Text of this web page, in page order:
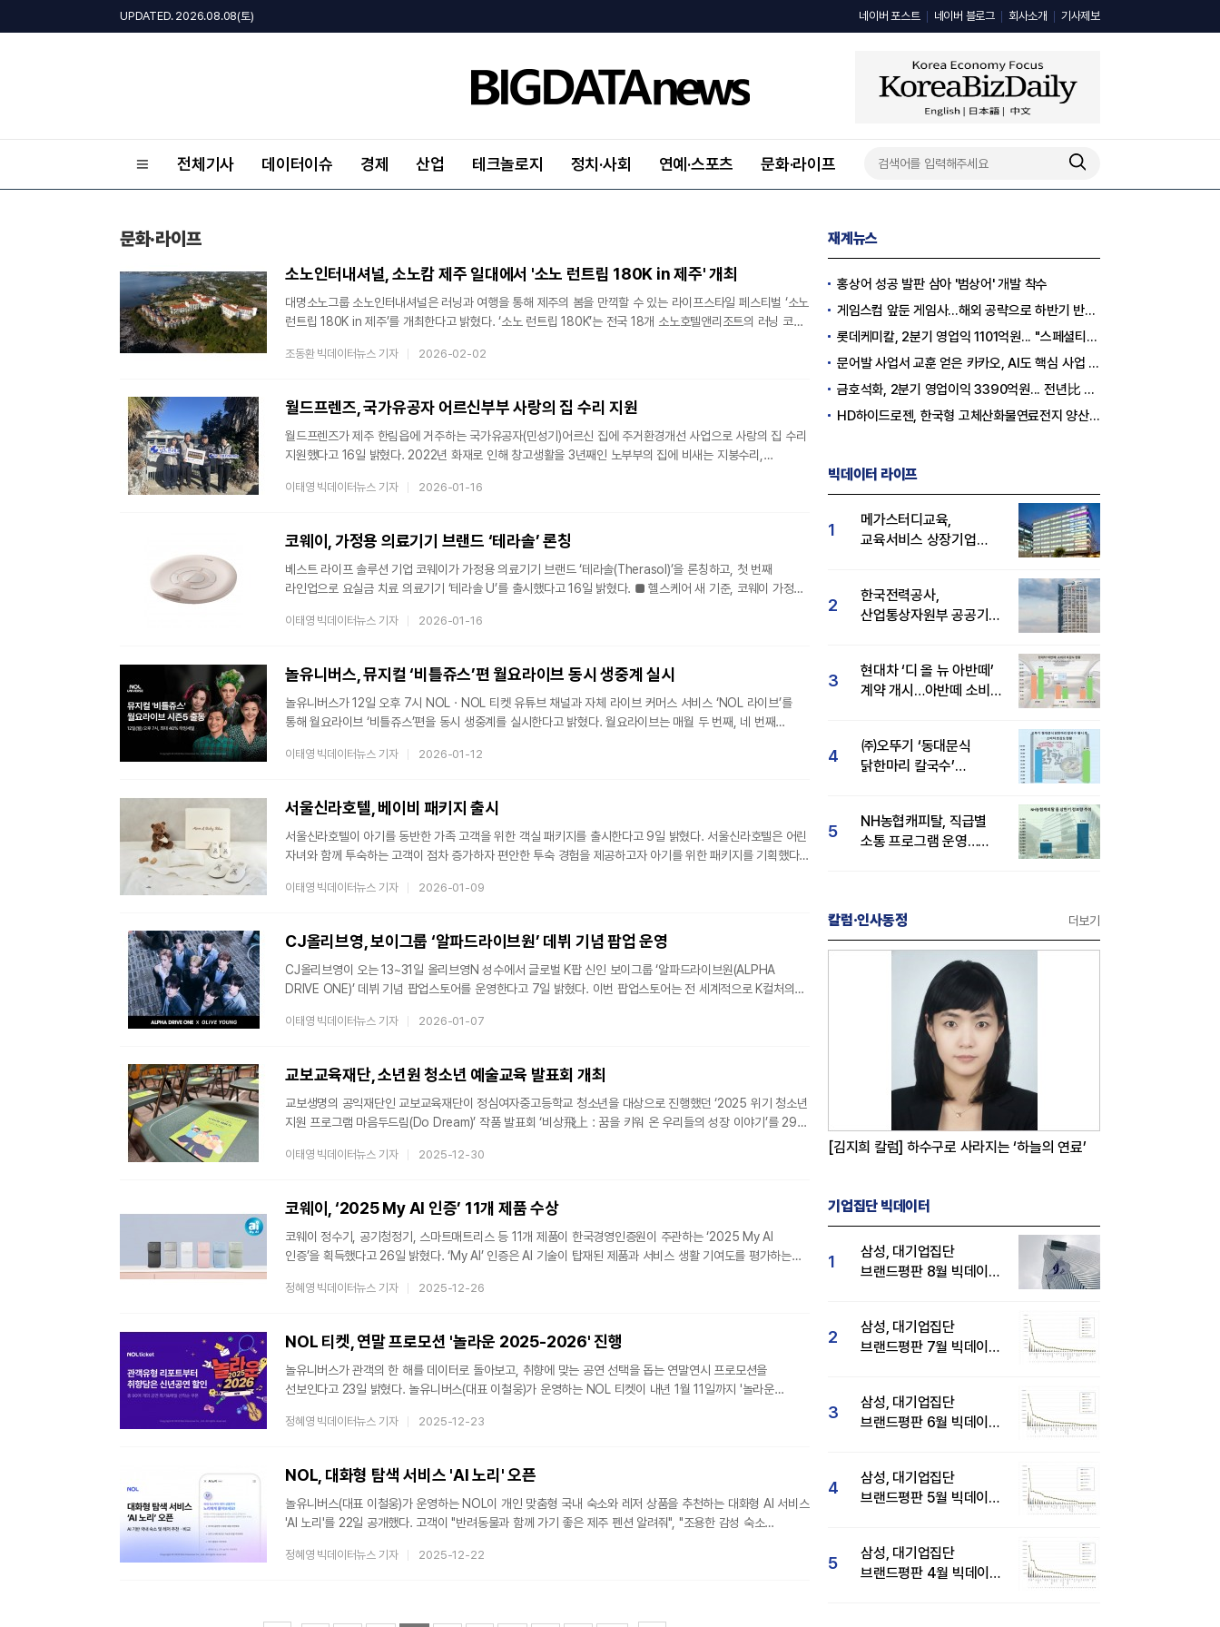
UPDATED. 2026.08.08(토) 네이버 포스트 네이버 블로그 회사소개 기사제보
전체기사 데이터이슈 경제 산업 테크놀로지 정치·사회 연예·스포츠 문화·라이프
문화·라이프
소노인터내셔널, 소노캄 제주 일대에서 '소노 런트립 180K in 제주' 개최
대명소노그룹 소노인터내셔널은 러닝과 여행을 통해 제주의 봄을 만끽할 수 있는 라이프스타일 페스티벌 ‘소노
런트립 180K in 제주’를 개최한다고 밝혔다. ‘소노 런트립 180K’는 전국 18개 소노호텔앤리조트의 러닝 코스
특색을 살린 러닝 코스의 매력과 웰니스를 동시에 경험할 수 있도록 기획됐다. 지난해 11월 강원도 홍천
두 번째 런트립을 진행한다.‘소노 런트립 180K in 제주’는 3월 28일부터 29일까지 이틀간 소노캄
조동환 빅데이터뉴스 기자 2026-02-02
월드프렌즈, 국가유공자 어르신부부 사랑의 집 수리 지원
월드프렌즈가 제주 한림읍에 거주하는 국가유공자(민성기)어르신 집에 주거환경개선 사업으로 사랑의 집 수리
지원했다고 16일 밝혔다. 2022년 화재로 인해 창고생활을 3년째인 노부부의 집에 비새는 지붕수리,
공익법인으로 가난과 질병, 굶주림, 긴급구호, 물품후원, ESG 기업사회공헌 등으로 생존 위험에 노출된 국내·
마음을 바쳐 헌신한 국가유공자 상황을 살피고 이를 개선해 행복한 삶을 누릴 수 있도록 지원하겠다”고 전했
이태영 빅데이터뉴스 기자 2026-01-16
코웨이, 가정용 의료기기 브랜드 ‘테라솔’ 론칭
베스트 라이프 솔루션 기업 코웨이가 가정용 의료기기 브랜드 ‘테라솔(Therasol)’을 론칭하고, 첫 번째
라인업으로 요실금 치료 의료기기 ‘테라솔 U’를 출시했다고 16일 밝혔다. ■ 헬스케어 새 기준, 코웨이 가정용
(Therapy)와 해결책을 의미하는 솔루션(Solution)의 합성어다. 집에서 활용할 수 있는 의료기기를 통해
확대해 가정용 의료기기 시장을 적극 공략할 계획이다. ■ “앉아만 있어도 자동 케
이태영 빅데이터뉴스 기자 2026-01-16
놀유니버스, 뮤지컬 ‘비틀쥬스’편 월요라이브 동시 생중계 실시
놀유니버스가 12일 오후 7시 NOLㆍNOL 티켓 유튜브 채널과 자체 라이브 커머스 서비스 ‘NOL 라이브’를
통해 월요라이브 ‘비틀쥬스’편을 동시 생중계를 실시한다고 밝혔다. 월요라이브는 매월 두 번째, 네 번째
뮤지컬 ‘비틀쥬스’ 정원영, 홍나현, 나하나, 정욱진 배우가 출연해 작품의 매력을 심도 있게 짚어주는 관전
티켓 판매를 병행하는 라이브 커머스 형태로 진행된다. 방송 중에만 뮤지컬 ‘비
이태영 빅데이터뉴스 기자 2026-01-12
서울신라호텔, 베이비 패키지 출시
서울신라호텔이 아기를 동반한 가족 고객을 위한 객실 패키지를 출시한다고 9일 밝혔다. 서울신라호텔은 어린
자녀와 함께 투숙하는 고객이 점차 증가하자 편안한 투숙 경험을 제공하고자 아기를 위한 패키지를 기획했다.
영유아) 동반 고객을 대상으로 선보이는 첫 객실 패키지로, 아기를 위한 맞춤형 혜택을 강화했다. 맘 앤 베이비
세트는 아기 베개와 담요, 슬리퍼와 성인용 슬리퍼로 구성되며, 신라호텔의 마스
이태영 빅데이터뉴스 기자 2026-01-09
CJ올리브영, 보이그룹 ‘알파드라이브원’ 데뷔 기념 팝업 운영
CJ올리브영이 오는 13~31일 올리브영N 성수에서 글로벌 K팝 신인 보이그룹 ‘알파드라이브원(ALPHA
DRIVE ONE)’ 데뷔 기념 팝업스토어를 운영한다고 7일 밝혔다. 이번 팝업스토어는 전 세계적으로 K컬처의
기획됐다. 올리브영N 성수는 K팝 아티스트의 신규 앨범과 굿즈를 소개하는 특화존 ‘케이팝 나우’를 운영하며
브랜드 협업 팝업스토어가 열리는 공간인 ‘트렌드팟 바이 성수’에서 알파드라이브원이 글
이태영 빅데이터뉴스 기자 2026-01-07
교보교육재단, 소년원 청소년 예술교육 발표회 개최
교보생명의 공익재단인 교보교육재단이 정심여자중고등학교 청소년을 대상으로 진행했던 ‘2025 위기 청소년
지원 프로그램 마음두드림(Do Dream)’ 작품 발표회 ‘비상飛上 : 꿈을 키워 온 우리들의 성장 이야기’를 29일
치유를 결합해 위기 청소년 정서적 회복과 성장을 지원하는 특화 프로그램이다. 교육 전문가와 현직 연기
이태영 빅데이터뉴스 기자 2025-12-30
코웨이, ‘2025 My AI 인증’ 11개 제품 수상
코웨이 정수기, 공기청정기, 스마트매트리스 등 11개 제품이 한국경영인증원이 주관하는 ‘2025 My AI
인증’을 획득했다고 26일 밝혔다. ‘My AI’ 인증은 AI 기술이 탑재된 제품과 서비스 생활 기여도를 평가하는
‘2025 My, AI 인증’ 평가에서 정수기·공기청정기·비데·스마트 매트리스 전 제품군에서 총 11개 제품이
빌트인 정수기 △노블 공기청정기2 △룰루 더블케어 비데2 시리즈 △비렉스 스마트 매트
정혜영 빅데이터뉴스 기자 2025-12-26
NOL 티켓, 연말 프로모션 '놀라운 2025-2026' 진행
놀유니버스가 관객의 한 해를 데이터로 돌아보고, 취향에 맞는 공연 선택을 돕는 연말연시 프로모션을
선보인다고 23일 밝혔다. 놀유니버스(대표 이철웅)가 운영하는 NOL 티켓이 내년 1월 11일까지 '놀라운
클래식 장르를 대상으로 인기 작품을 추천하고 최대 50% 한정 특가에 제공한다. 해당 프로모션에서 소개한
챌린지'도 마련했다. 여기에 최대 5천 원 할인 쿠폰과 전시 MD 굿즈를 선착순 지급해 고객들의 공연 관람
혜택을
정혜영 빅데이터뉴스 기자 2025-12-23
NOL, 대화형 탐색 서비스 'AI 노리' 오픈
놀유니버스(대표 이철웅)가 운영하는 NOL이 개인 맞춤형 국내 숙소와 레저 상품을 추천하는 대화형 AI 서비스
'AI 노리'를 22일 공개했다. 고객이 "반려동물과 함께 가기 좋은 제주 펜션 알려줘", "조용한 감성 숙소
선호 및 취향을 파악해 더욱 정교한 개인화 추천을 제공하며, 여러 후보를 한 화면에서 비교해 빠르게 결정을
정혜영 빅데이터뉴스 기자 2025-12-22
재계뉴스
홍상어 성공 발판 삼아 '범상어' 개발 착수
게임스컴 앞둔 게임사…해외 공략으로 하반기 반등 꾀한다
롯데케미칼, 2분기 영업익 1101억원... "스페셜티 전환 가속"
문어발 사업서 교훈 얻은 카카오, AI도 핵심 사업 '선택과 집중'
금호석화, 2분기 영업이익 3390억원... 전년比 419% 급증
HD하이드로젠, 한국형 고체산화물연료전지 양산체계 구축
빅데이터 라이프
1
메가스터디교육,
교육서비스 상장기업
2
한국전력공사,
산업통상자원부 공공기관
3
현대차 ‘디 올 뉴 아반떼’
계약 개시…아반떼 소비자
4
㈜오뚜기 ‘동대문식
닭한마리 칼국수’
5
NH농협캐피탈, 직급별
소통 프로그램 운영…
칼럼·인사동정 더보기
[김지희 칼럼] 하수구로 사라지는 ‘하늘의 연료’
기업집단 빅데이터
1
삼성, 대기업집단
브랜드평판 8월 빅데이터
2
삼성, 대기업집단
브랜드평판 7월 빅데이터
3
삼성, 대기업집단
브랜드평판 6월 빅데이터
4
삼성, 대기업집단
브랜드평판 5월 빅데이터
5
삼성, 대기업집단
브랜드평판 4월 빅데이터